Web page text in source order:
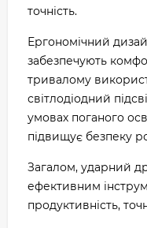
точність.
Ергономічний
забезпечують
тривалому
світлодіодний
умовах поганого
підвищує безпеку
Загалом, ударний
ефективним
продуктивність,